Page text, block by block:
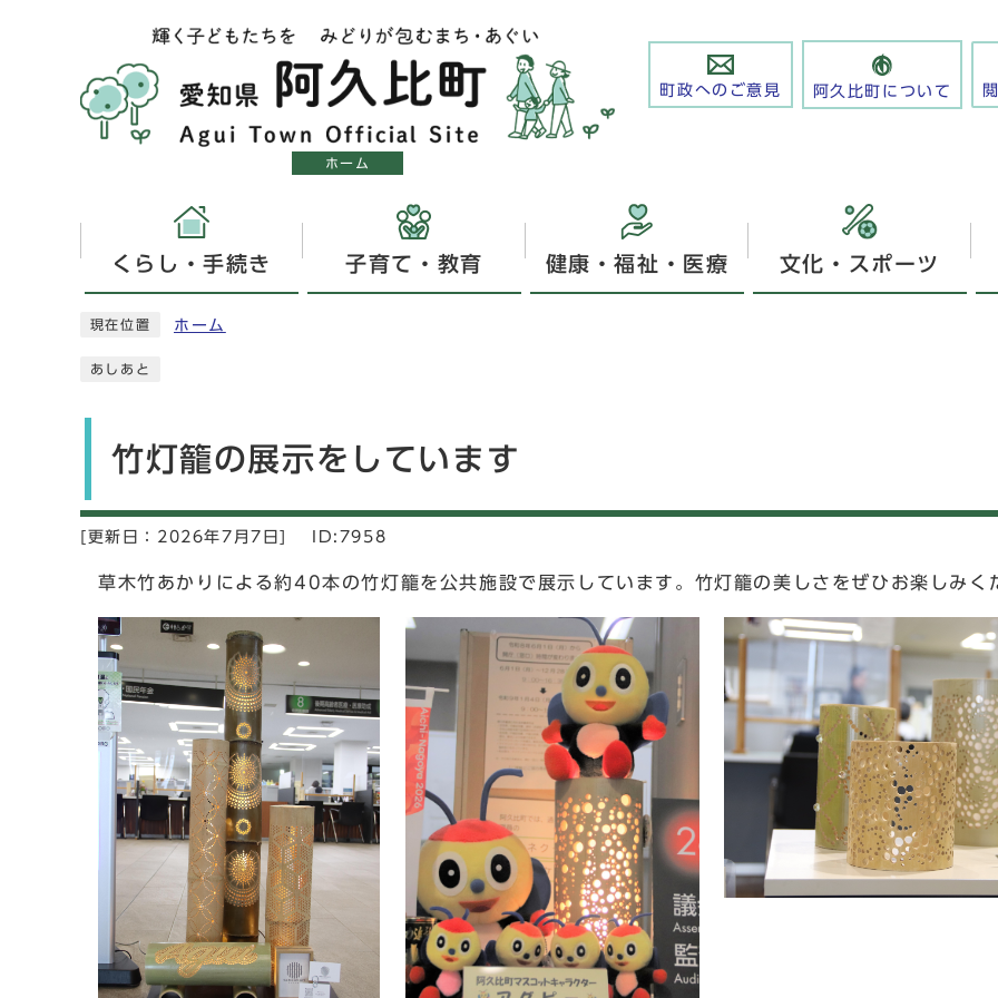
ホーム
町政へのご意見 阿久比町について
くらし・手続き 子育て・教育 健康・福祉・医療 文化・スポーツ
現在位置 ホーム
あしあと
竹灯籠の展示をしています
[更新日： 2026年7月7日] ID:7958
草木竹あかりによる約40本の竹灯籠を公共施設で展示しています。竹灯籠の美しさをぜひお楽しみく